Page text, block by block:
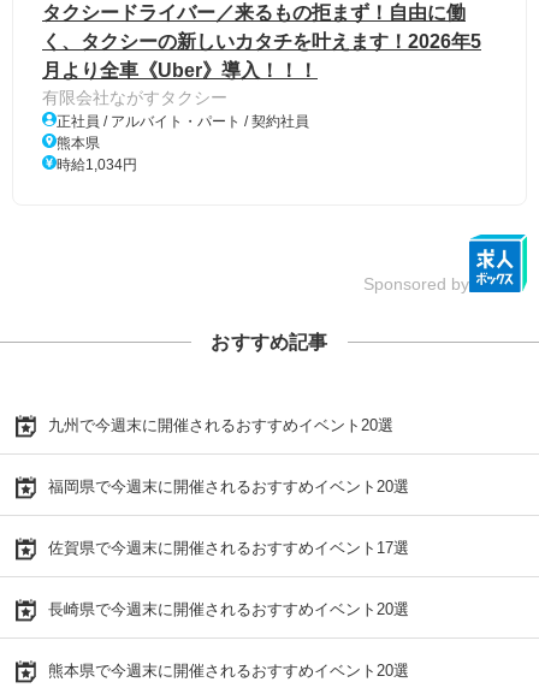
タクシードライバー／来るもの拒まず！自由に働
く、タクシーの新しいカタチを叶えます！2026年5
月より全車《Uber》導入！！！
有限会社ながすタクシー
正社員 / アルバイト・パート / 契約社員
熊本県
時給1,034円
Sponsored by
おすすめ記事
九州で今週末に開催されるおすすめイベント20選
福岡県で今週末に開催されるおすすめイベント20選
佐賀県で今週末に開催されるおすすめイベント17選
長崎県で今週末に開催されるおすすめイベント20選
熊本県で今週末に開催されるおすすめイベント20選